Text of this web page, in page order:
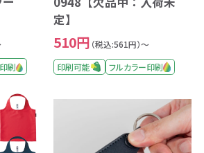
刷
定】
510円 （税込:561円）～
印刷可能
フルカラー印刷